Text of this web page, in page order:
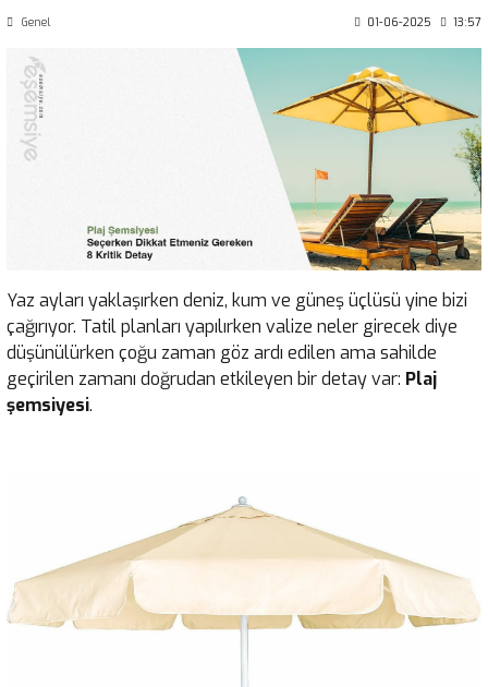
Genel 01-06-2025 13:57
Yaz ayları yaklaşırken deniz, kum ve güneş üçlüsü yine bizi
çağırıyor. Tatil planları yapılırken valize neler girecek diye
düşünülürken çoğu zaman göz ardı edilen ama sahilde
geçirilen zamanı doğrudan etkileyen bir detay var: Plaj
şemsiyesi.